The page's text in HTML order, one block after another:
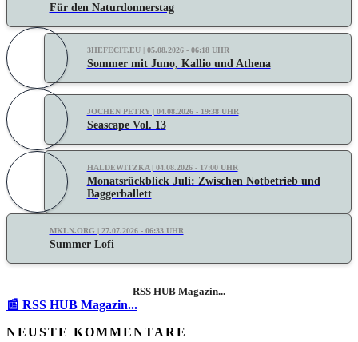
Für den Naturdonnerstag
3HEFECIT.EU | 05.08.2026 - 06:18 UHR
Sommer mit Juno, Kallio und Athena
JOCHEN PETRY | 04.08.2026 - 19:38 UHR
Seascape Vol. 13
HALDEWITZKA | 04.08.2026 - 17:00 UHR
Monatsrückblick Juli: Zwischen Notbetrieb und
Baggerballett
MKLN.ORG | 27.07.2026 - 06:33 UHR
Summer Lofi
RSS HUB Magazin...
📰 RSS HUB Magazin...
NEUSTE KOMMENTARE